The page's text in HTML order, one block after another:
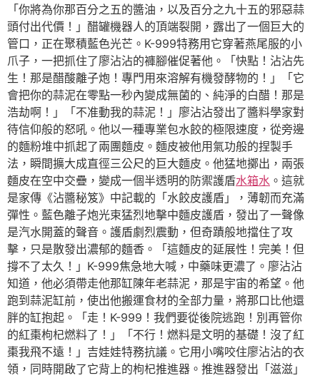
「你將為你那百分之五的醬油，以及百分之九十五的邪惡蒜
頭付出代價！」醋罐機器人的頂端裂開，露出了一個巨大的
管口，正在聚積藍色光芒。K-999特務用它穿著燕尾服的小
爪子，一把抓住了廖沾沾的褲腳催促著他。「快點！沾沾先
生！那是醋酸離子炮！專門用來溶解有機發酵物的！」「它
會把你的蒜泥在零點一秒內變成無菌的、純淨的白醋！那是
浩劫啊！」「不准動我的蒜泥！」廖沾沾發出了醬料學家對
待信仰般的怒吼。他以一種專業包水餃的極限速度，從旁邊
的麵粉堆中抓起了兩團麵皮。麵皮被他用氣功般的捏製手
法，瞬間擴大成直徑三公尺的巨大麵皮。他猛地擲出，兩張
麵皮在空中交疊，變成一個半透明的防禦護盾水箱水 。這就
是家傳《沾醬秘笈》中記載的「水餃皮護盾」，薄韌而充滿
彈性。藍色離子炮光束猛烈地擊中麵皮護盾，發出了一聲像
是汽水開蓋的聲音。護盾劇烈震動，但奇蹟般地擋住了攻
擊，只是散發出濃郁的麵香。「這麵皮的延展性！完美！但
撐不了太久！」K-999焦急地大喊，中藥味更濃了。廖沾沾
知道，他必須帶走他那缸陳年老蒜泥，那是宇宙的希望。他
跑到蒜泥缸前，使出他搬運食材的全部力量，將那口比他還
胖的缸抱起。「走！K-999！我們要從後院逃跑！別再管你
的紅棗枸杞燃料了！」「不行！燃料是文明的基礎！沒了紅
棗我飛不遠！」吉娃娃特務抗議。它用小嘴咬住廖沾沾的衣
領，同時開啟了它背上的枸杞推進器。推進器發出「滋滋」